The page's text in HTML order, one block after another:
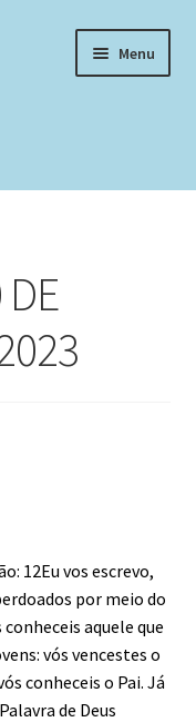
Menu
12Eu vos escrevo,
por meio do
conheceis aquele que
vós vencestes o
conheceis o Pai. Já
de Deus